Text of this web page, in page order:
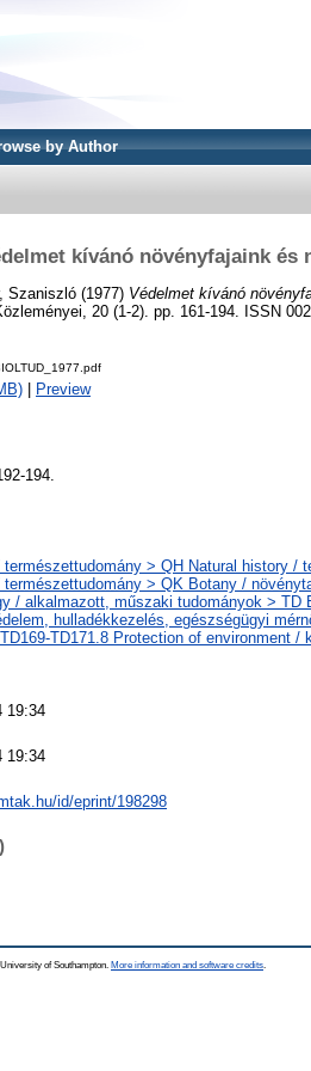
by Author
kívánó növényfajaink és
Szaniszló (1977) Védelmet kívánó
20 (1-2). pp. 161-194. ISSN
Preview
194.
> QH Natural history /
> QK Botany /
/ alkalmazott, műszaki tudományok > TD
hulladékkezelés, egészségügyi
TD171.8 Protection of environment /
19:34
19:34
id/eprint/198298
of Southampton. More information and software credits